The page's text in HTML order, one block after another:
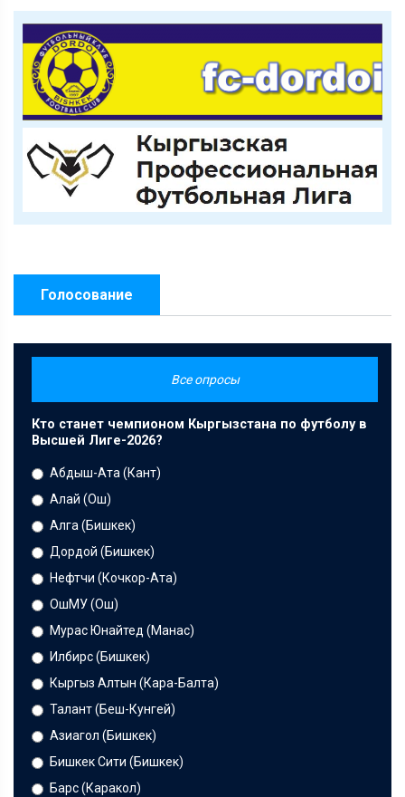
Голосование
Все опросы
Кто станет чемпионом Кыргызстана по футболу в
Высшей Лиге-2026?
Абдыш-Ата (Кант)
Алай (Ош)
Алга (Бишкек)
Дордой (Бишкек)
Нефтчи (Кочкор-Ата)
ОшМУ (Ош)
Мурас Юнайтед (Манас)
Илбирс (Бишкек)
Кыргыз Алтын (Кара-Балта)
Талант (Беш-Кунгей)
Азиагол (Бишкек)
Бишкек Сити (Бишкек)
Барс (Каракол)